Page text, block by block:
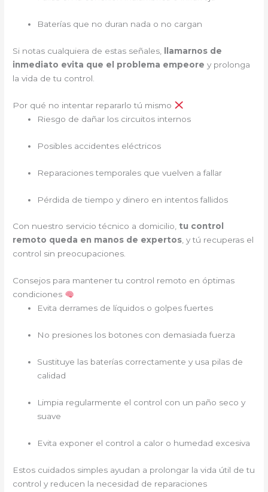
Baterías que no duran nada o no cargan
Si notas cualquiera de estas señales,
llamarnos de
inmediato evita que el problema empeore y prolonga
la vida de tu control.
Por qué no intentar repararlo tú mismo
Riesgo de dañar los circuitos internos
Posibles accidentes eléctricos
Reparaciones temporales que vuelven a fallar
Pérdida de tiempo y dinero en intentos fallidos
Con nuestro servicio técnico a domicilio, tu control
remoto queda en manos de expertos, y tú recuperas el
control sin preocupaciones.
Consejos para mantener tu control remoto en óptimas
condiciones
Evita derrames de líquidos o golpes fuertes
No presiones los botones con demasiada fuerza
Sustituye las baterías correctamente y usa pilas de
calidad
Limpia regularmente el control con un paño seco y
suave
Evita exponer el control a calor o humedad excesiva
Estos cuidados simples ayudan a prolongar la vida útil de tu
control y reducen la necesidad de reparaciones